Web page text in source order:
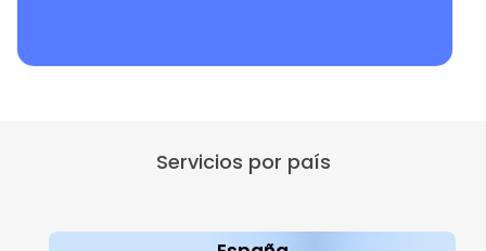
Servicios por país